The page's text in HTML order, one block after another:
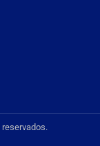
reservados.